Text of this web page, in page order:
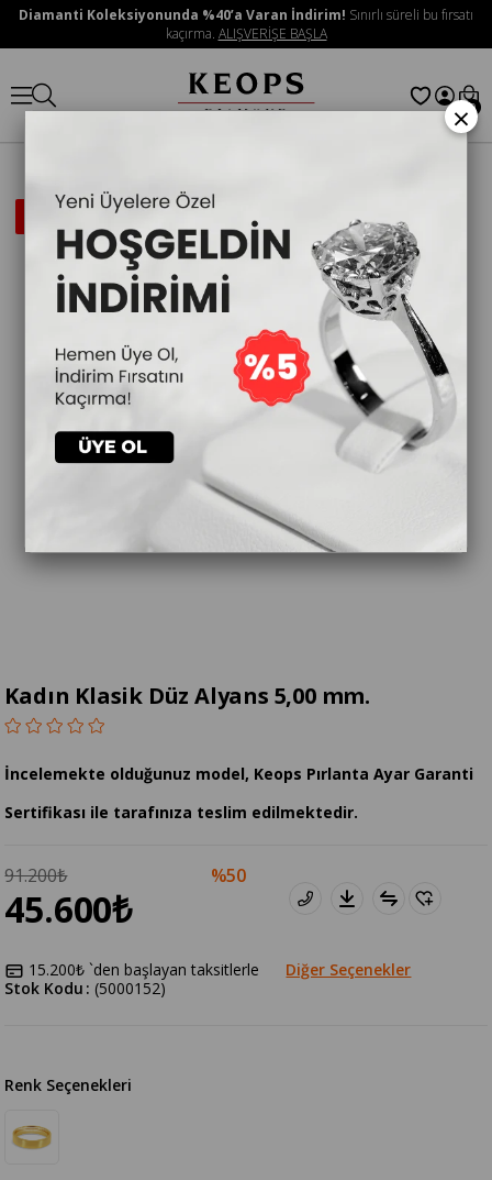
Diamanti Koleksiyonunda %40’a Varan İndirim! Sınırlı süreli bu fırsatı
kaçırma. ALIŞVERİŞE BAŞLA
0
İNDIRIMLI
Kadın Klasik Düz Alyans 5,00 mm.
İncelemekte olduğunuz model, Keops Pırlanta Ayar Garanti
Sertifikası ile tarafınıza teslim edilmektedir.
91.200₺
45.600₺
50
15.200₺ `den başlayan taksitlerle
Diğer Seçenekler
(5000152)
Stok Kodu
Renk Seçenekleri
×